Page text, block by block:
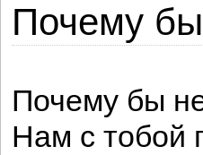
Почему бы
Почему бы
Нам с тобой